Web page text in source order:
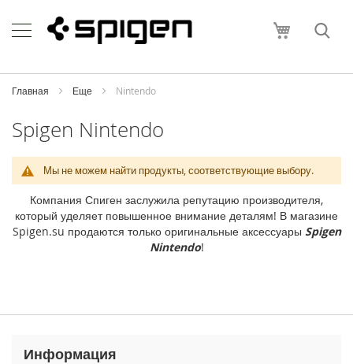
to
Content
Моя
h
o
i
P
h
e
1
M
Главная Еще Nintendo
Spigen Nintendo
Мы не можем найти продукты, соответствующие выбору.
Компания Спиген заслужила репутацию производителя,
который уделяет повышенное внимание деталям! В магазине
Spigen.su продаются только оригинальные аксессуары Spigen
Nintendo!
Информация